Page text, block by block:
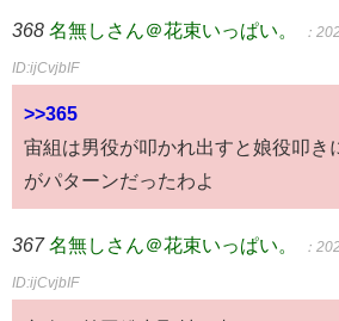
368 名無しさん＠花束いっぱい。 ：
ID:ijCvjbIF
>>365
宙組は男役が叩かれ出すと娘役叩き
がパターンだったわよ
367 名無しさん＠花束いっぱい。 ：
ID:ijCvjbIF